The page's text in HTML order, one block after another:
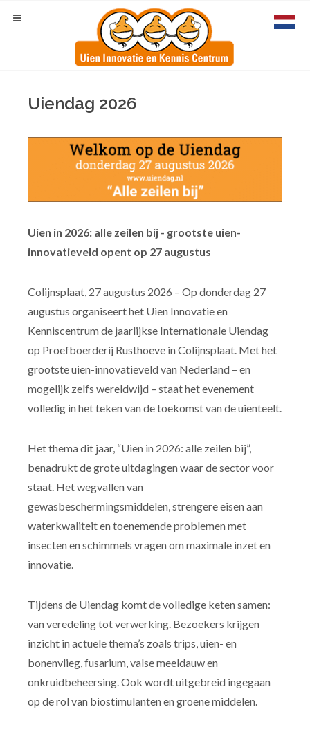
Uiendag 2026
Uien in 2026: alle zeilen bij - grootste uien-
innovatieveld opent op 27 augustus
Colijnsplaat, 27 augustus 2026 – Op donderdag 27
augustus organiseert het Uien Innovatie en
Kenniscentrum de jaarlijkse Internationale Uiendag
op Proefboerderij Rusthoeve in Colijnsplaat. Met het
grootste uien-innovatieveld van Nederland – en
mogelijk zelfs wereldwijd – staat het evenement
volledig in het teken van de toekomst van de uienteelt.
Het thema dit jaar, “Uien in 2026: alle zeilen bij”,
benadrukt de grote uitdagingen waar de sector voor
staat. Het wegvallen van
gewasbeschermingsmiddelen, strengere eisen aan
waterkwaliteit en toenemende problemen met
insecten en schimmels vragen om maximale inzet en
innovatie.
Tijdens de Uiendag komt de volledige keten samen:
van veredeling tot verwerking. Bezoekers krijgen
inzicht in actuele thema’s zoals trips, uien- en
bonenvlieg, fusarium, valse meeldauw en
onkruidbeheersing. Ook wordt uitgebreid ingegaan
op de rol van biostimulanten en groene middelen.